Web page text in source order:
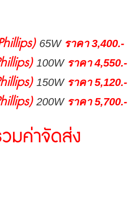
65W ราคา3,400.-
100W ราคา4,550.-
150W ราคา5,120.-
200W ราคา 5,700.-
วมค่าจัดส่ง